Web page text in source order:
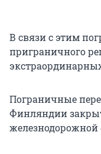
В связи с этим
приграничного
Пограничные
Финляндии